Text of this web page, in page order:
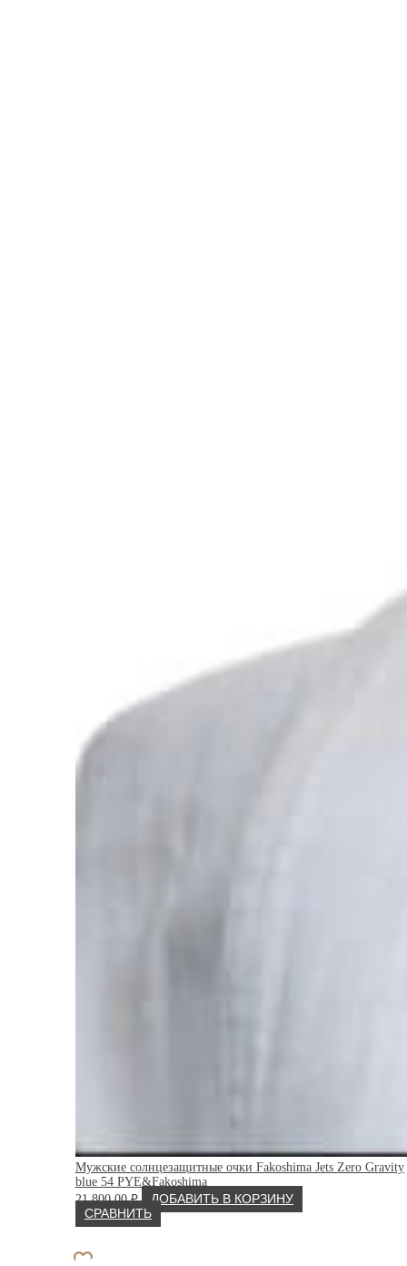
Мужские солнцезащитные очки Fakoshima Jets Zero Gravity
blue 54 PYE&Fakoshima
21 800.00₽
ДОБАВИТЬ В КОРЗИНУ
СРАВНИТЬ